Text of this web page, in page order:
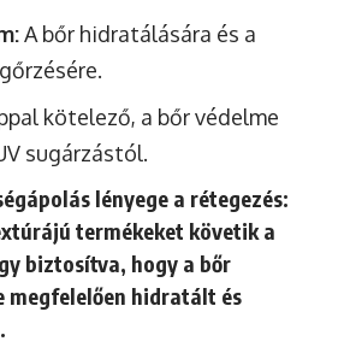
A bőr hidratálására és a
kötelező, a bőr védelme
sugárzástól.
lényege a rétegezés:
termékeket követik a
biztosítva, hogy a bőr
megfelelően hidratált és